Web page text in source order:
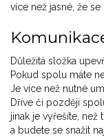
více než jasné, že
Důležitá složka
Pokud spolu máte
Je více než nutné
Dříve či později
jinak je vyřešíte,
a budete se snažit